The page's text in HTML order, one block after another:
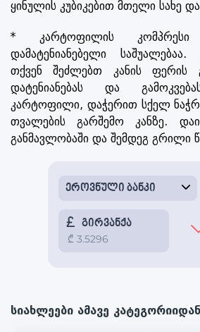
ყინულის კუბიკებით მთელი სახე
* კარტოფილის კომპრესი
დამატენიანებელი
თქვენ შეძლებთ კანის ფერის
დატენიანებას და
კარტოფილი, დაჭერით სქელ
თვალების გარშემო კანზე.
განმავლობაში და შემდეგ გრილი
სიახლეები ამავე კატეგორიიდან